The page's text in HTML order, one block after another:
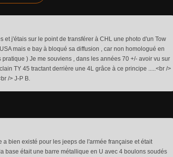
et j'étais sur le point de transférer à CHL une photo d'un Tow
mais e bay à bloqué sa diffusion , car non homologué en
pratique ) Je me souviens , dans les années 70 +/- avoir vu sur
TY 45 tractant derrière une 4L grâce à ce principe .....<br />
/> J-P B.
a bien existé pour les jeeps de l'armée française et était
base était une barre métallique en U avec 4 boulons soudés